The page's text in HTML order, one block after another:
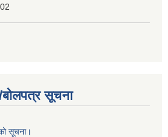
बोलपत्र सूचना
सूचना।